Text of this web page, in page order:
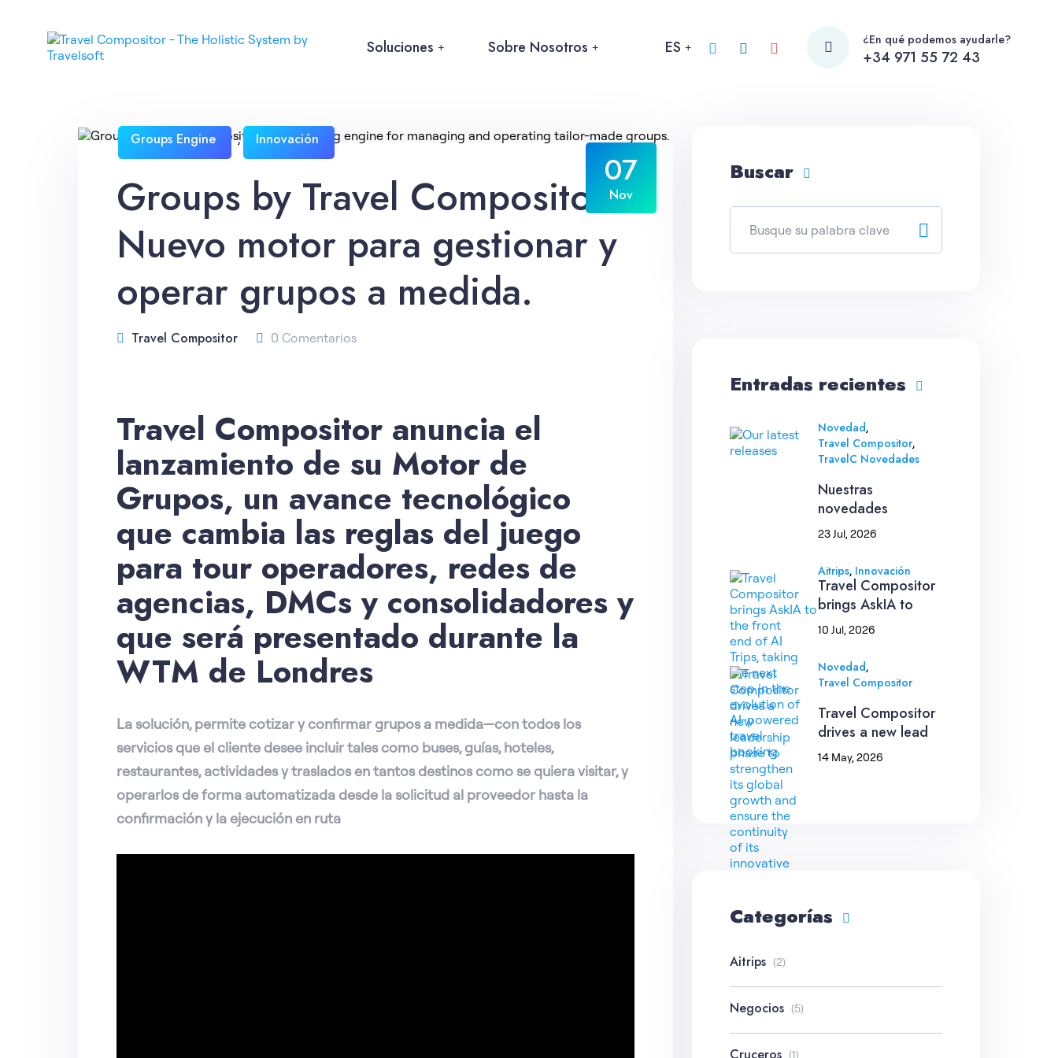
Soluciones Sobre Nosotros ES ¿En qué podemos ayudarle?
+34 971 55 72 43
07
Nov
Groups Engine , Innovación
Groups by Travel Compositor:
Nuevo motor para gestionar y
operar grupos a medida.
Travel Compositor 0 Comentarios
Travel Compositor anuncia el
lanzamiento de su Motor de
Grupos, un avance tecnológico
que cambia las reglas del juego
para tour operadores, redes de
agencias, DMCs y consolidadores y
que será presentado durante la
WTM de Londres
La solución, permite cotizar y confirmar grupos a medida—con todos los
servicios que el cliente desee incluir tales como buses, guías, hoteles,
restaurantes, actividades y traslados en tantos destinos como se quiera visitar, y
operarlos de forma automatizada desde la solicitud al proveedor hasta la
confirmación y la ejecución en ruta
Buscar
Entradas recientes
Novedad,
Travel Compositor,
TravelC Novedades
Nuestras
novedades
23 Jul, 2026
Aitrips, Innovación
Travel Compositor
brings AskIA to
10 Jul, 2026
Novedad,
Travel Compositor
Travel Compositor
drives a new lead
14 May, 2026
Categorías
Aitrips (2)
Negocios (5)
(1)